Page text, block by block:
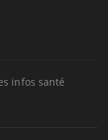
infos santé